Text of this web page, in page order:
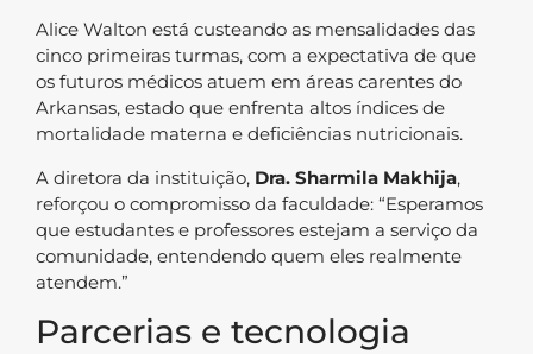
Alice Walton está custeando as mensalidades das
cinco primeiras turmas, com a expectativa de que
os futuros médicos atuem em áreas carentes do
Arkansas, estado que enfrenta altos índices de
mortalidade materna e deficiências nutricionais.
A diretora da instituição, Dra. Sharmila Makhija,
reforçou o compromisso da faculdade: “Esperamos
que estudantes e professores estejam a serviço da
comunidade, entendendo quem eles realmente
atendem.”
Parcerias e tecnologia